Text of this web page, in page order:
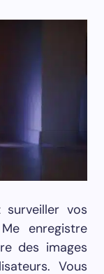
surveiller vos
enregistre
des images
Vous